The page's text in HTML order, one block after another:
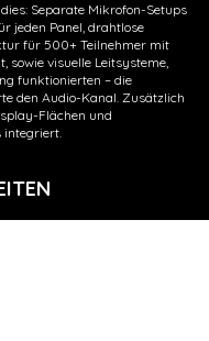
Separate Mikrofon-Setups
jeden Panel, drahtlose
für 500+ Teilnehmer mit
sowie visuelle Leitsysteme,
funktionierten – die
den Audio-Kanal. Zusätzlich
Flächen und
integriert.